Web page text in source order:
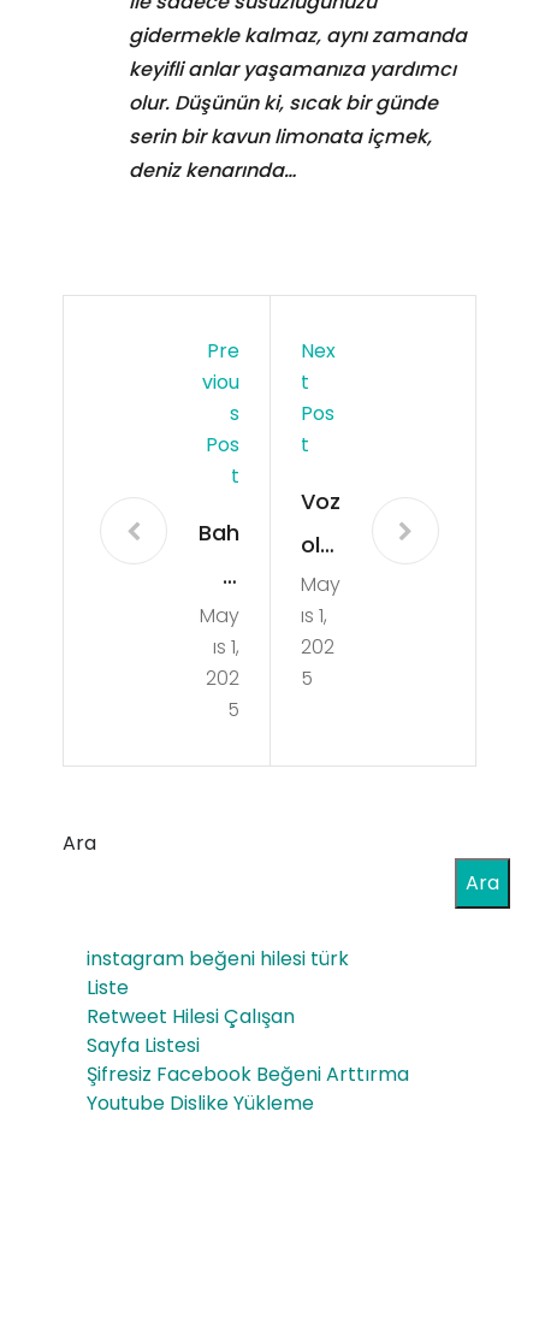
gidermekle kalmaz, aynı zamanda
keyifli anlar yaşamanıza yardımcı
olur. Düşünün ki, sıcak bir günde
serin bir kavun limonata içmek,
deniz kenarında…
Pre
Viou
S
Pos
T
Bah
is
Zar
arl
arın
leri
ve
zü
May
ıs 1,
202
5
Nex
T
Pos
T
Voz
ol
Ge
ar
Shi
250
Sat
ışı
May
ıs 1,
202
5
Ara
Ara
instagram beğeni hilesi türk
Liste
Retweet Hilesi Çalışan
Sayfa Listesi
Şifresiz Facebook Beğeni Arttırma
Youtube Dislike Yükleme